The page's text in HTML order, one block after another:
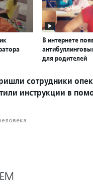
В интернете
для родителей
сотрудники
инструкции в